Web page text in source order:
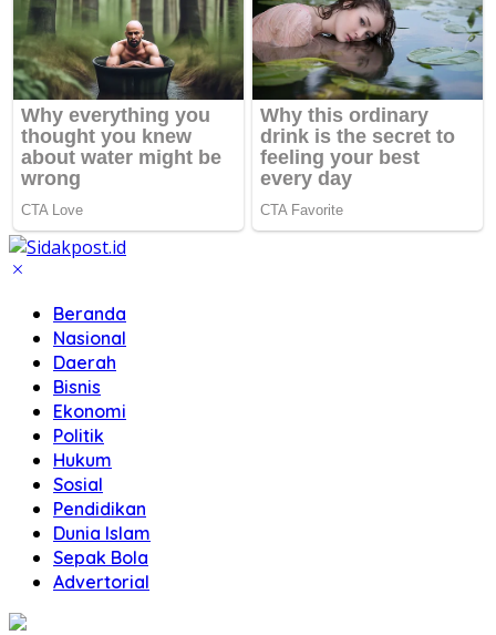
Beranda
Nasional
Daerah
Bisnis
Ekonomi
Politik
Hukum
Sosial
Pendidikan
Dunia Islam
Sepak Bola
Advertorial